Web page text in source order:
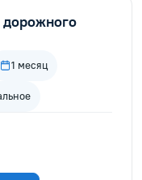
дорожного
1 месяц